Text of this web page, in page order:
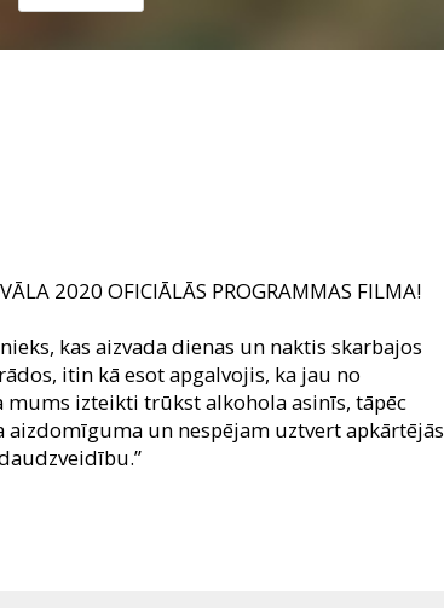
2020 OFICIĀLĀS PROGRAMMAS FILMA!
kas aizvada dienas un naktis skarbajos
itin kā esot apgalvojis, ka jau no
mums izteikti trūkst alkohola asinīs, tāpēc
aizdomīguma un nespējam uztvert apkārtējās
Ko tik neizdarīsi zinātnes attīstības un Visuma